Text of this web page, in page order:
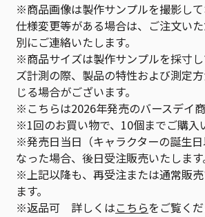
※商品画像は製作サンプルを撮影し
仕様変更等がある場合は、ご注文い
別にご連絡いたします。
※商品サイズは製作サンプルを採寸
ズ計測の際、製品の特性および測定
じる場合がございます。
※こちらは2026年発売のバースデイ商
※1回のお買い物で、10個までご購入
※発売日当日（キャラクターの誕生
なった場合、後日受注販売いたします
※上記以降も、再受注または通常販
ます。
※返品可 詳しくはこちらをご覧くだ